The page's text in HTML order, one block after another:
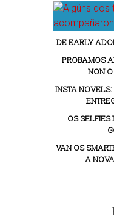
DE EARLY
PROBAMOS
NON
INSTA
OS SELFIES
VAN OS
A